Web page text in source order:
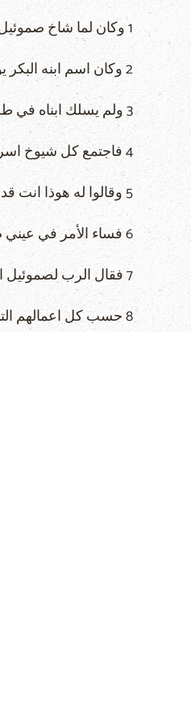
1 وكان لما شاخ صموئيل انه جعل بنيه قضاة لاسرائيل.
2 وكان اسم ابنه البكر يوئيل واسم ثانيه ابيا كانا قاضيين في بئر سبع.
3 ولم يسلك ابناه في طريقه بل مالا وراء المكسب واخذا رشوة وعوّجا القضاء.
4 فاجتمع كل شيوخ اسرائيل وجاءوا الى صموئيل الى الرامة
5 وقالوا له هوذا انت قد شخت وابناك لم يسيرا في طريقك. فالآن اجعل لنا ملكا يقضي لنا كسائر الشعوب.
6 فساء الأمر في عيني صموئيل اذ قالوا اعطنا ملكا يقضي لنا. وصلى صموئيل الى الرب.
7 فقال الرب لصموئيل اسمع لصوت الشعب في كل ما يقولون لك. لانهم لم يرفضوك انت بل اياي رفضوا حتى لا املك عليهم.
8 حسب كل اعمالهم التي عملوا من يوم اصعدتهم من مصر الى هذا اليوم وتركوني وعبدوا آلهة اخرى هكذا هم عاملون بك ايضا.